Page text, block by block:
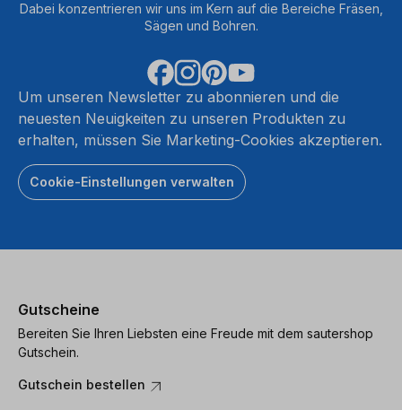
Dabei konzentrieren wir uns im Kern auf die Bereiche Fräsen,
Sägen und Bohren.
Um unseren Newsletter zu abonnieren und die
neuesten Neuigkeiten zu unseren Produkten zu
erhalten, müssen Sie Marketing-Cookies akzeptieren.
Cookie-Einstellungen verwalten
Gutscheine
Bereiten Sie Ihren Liebsten eine Freude mit dem sautershop
Gutschein.
Gutschein bestellen